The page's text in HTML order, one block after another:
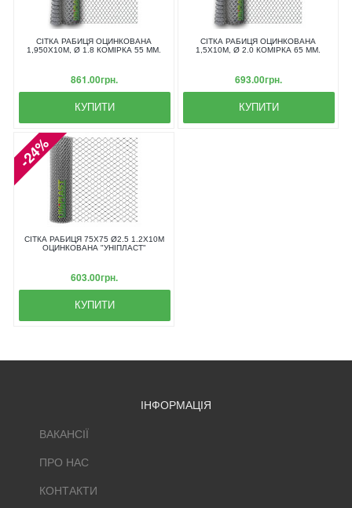
СІТКА РАБИЦЯ ОЦИНКОВАНА
1,950X10М, Ø 1.8 КОМІРКА 55 ММ.
861.00грн.
КУПИТИ
СІТКА РАБИЦЯ ОЦИНКОВАНА
1,5X10М, Ø 2.0 КОМІРКА 65 ММ.
693.00грн.
КУПИТИ
-24%
СІТКА РАБИЦЯ 75Х75 Ø2.5 1.2Х10М
ОЦИНКОВАНА "УНІПЛАСТ"
603.00грн.
КУПИТИ
ІНФОРМАЦІЯ
ВАКАНСІЇ
ПРО НАС
КОНТАКТИ